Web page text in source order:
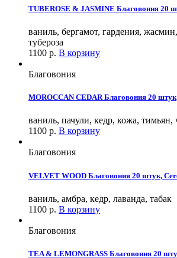
TUBEROSE & JASMINE Благовония 20
ваниль, бергамот, гардения,
тубероза
1100 р. В корзину
Благовония
MOROCCAN CEDAR Благовония 20
ваниль, пачули, кедр, кожа, тимьян,
1100 р. В корзину
Благовония
VELVET WOOD Благовония 20 штук,
ваниль, амбра, кедр, лаванда, табак
1100 р. В корзину
Благовония
TEA & LEMONGRASS Благовония 20